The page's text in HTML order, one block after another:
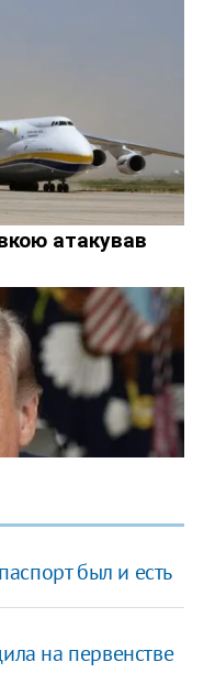
был и есть
на первенстве